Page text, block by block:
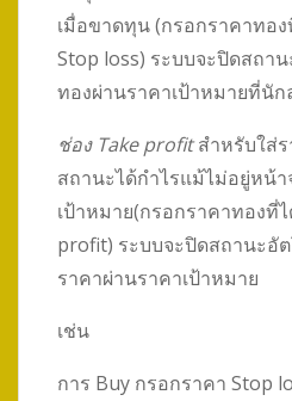
เมื่อขาดทุน (กรอกราคาทอ
Stop loss) ระบบจะปิดสถา
ทองผ่านราคาเป้าหมายที่นั
ช่อง Take profitสำหรับใส่
สถานะได้กำไรแม้ไม่อยู่หน้
เป้าหมาย(กรอกราคาทองที่
profit) ระบบจะปิดสถานะอั
ราคาผ่านราคาเป้าหมาย
เช่น
การ Buy กรอกราคา Stop